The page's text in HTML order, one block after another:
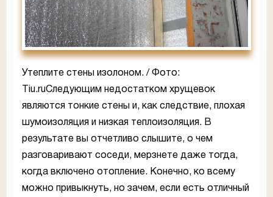
Утеплите стены изолоном. / Фото:
Tiu.ruСледующим недостатком хрущевок
являются тонкие стены и, как следствие, плохая
шумоизоляция и низкая теплоизоляция. В
результате вы отчетливо слышите, о чем
разговаривают соседи, мерзнете даже тогда,
когда включено отопление. Конечно, ко всему
можно привыкнуть, но зачем, если есть отличный